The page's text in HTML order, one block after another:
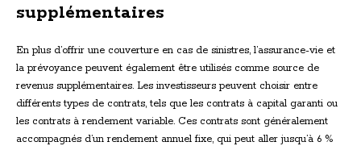
supplémentaires
En plus d’offrir une couverture en cas de sinistres, l’assurance-vie et
la prévoyance peuvent également être utilisés comme source de
revenus supplémentaires. Les investisseurs peuvent choisir entre
différents types de contrats, tels que les contrats à capital garanti ou
les contrats à rendement variable. Ces contrats sont généralement
accompagnés d’un rendement annuel fixe, qui peut aller jusqu’à 6 %